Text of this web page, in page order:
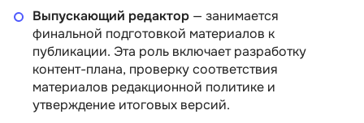
Выпускающий редактор — занимается
финальной подготовкой материалов к
публикации. Эта роль включает разработку
контент-плана, проверку соответствия
материалов редакционной политике и
утверждение итоговых версий.